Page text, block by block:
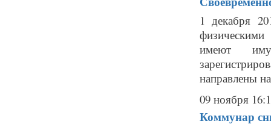
1 декабря
имеют
направлены
09 ноября
Коммунар